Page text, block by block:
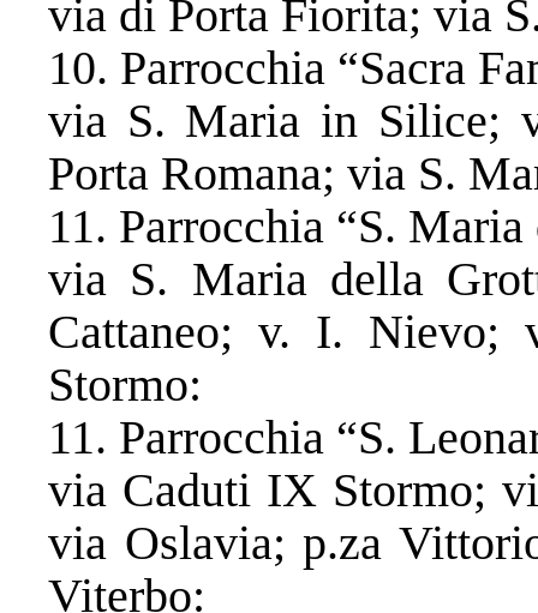
via di Porta Fiorita; via
10. Parrocchia “Sacra
via S. Maria in Silice;
Porta Romana; via S.
11. Parrocchia “S.
via S. Maria della
Cattaneo; v. I.
Stormo:
11. Parrocchia “S.
​via Caduti IX Stormo;
via Oslavia; p.za
Viterbo: